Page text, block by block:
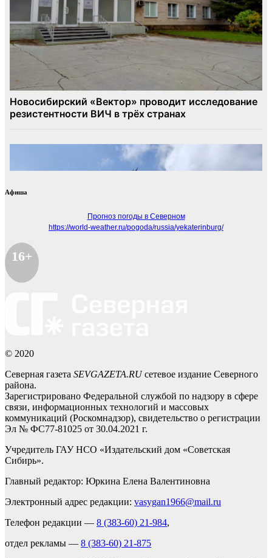
Афиша
Прогноз погоды в Северном
https://world-weather.ru/pogoda/russia/yekaterinburg/
16+
© 2020
Северная газета SEVGAZETA.RUсетевое издание Северного
района.
Зарегистрировано Федеральной службой по надзору в сфере
связи, информационных технологий и массовых
коммуникаций (Роскомнадзор), свидетельство о регистрации
Эл № ФС77-81025 от 30.04.2021 г.
Учредитель ГАУ НСО «Издательский дом «Советская
Сибирь».
Главный редактор: Юркина Елена Валентиновна
Электронный адрес редакции: vasygan1966@mail.ru
Телефон редакции — 8 (383-60) 21-984,
отдел рекламы — 8 (383-60) 21-875